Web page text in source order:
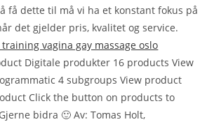
få dette til må vi ha et konstant fokus på
det gjelder pris, kvalitet og service.
vagina gay massage oslo
Digitale produkter 16 products View
4 subgroups View product
Click the button on products to
bidra 🙂 Av: Tomas Holt,